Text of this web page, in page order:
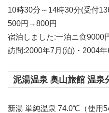
10時30分～14時30分(受付
500円→800円
宿泊しました:一泊ニ食9000
訪問:2000年7月(泊)・2004年
泥湯温泉 奥山旅館 温泉
新湯 単純温泉 74.0℃（使用